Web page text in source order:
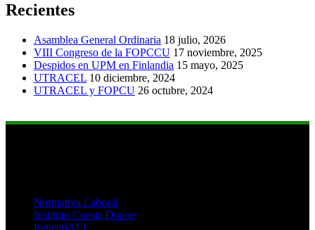
Recientes
Asamblea General Ordinaria 18 julio, 2026
VIII Congreso de la FOPCCU 17 noviembre, 2025
Despidos en UPM en Finlandia 15 mayo, 2025
UTRACEL 10 diciembre, 2024
UTRACEL y FOPCU 26 octubre, 2024
Normativa Laboral
Instituto Cuesta Duarte
IndustriALL